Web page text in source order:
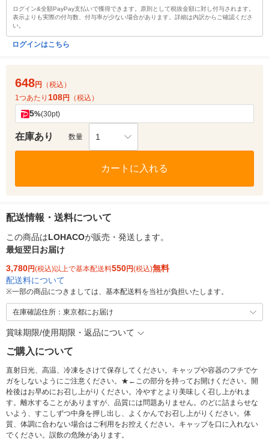
ログイン&全額PayPay支払いで獲得できます。原則として税抜金額に対し付与されます。
表示よりも実際の付与数、付与率が少ない場合があります。詳細は内訳からご確認くださ
い。
ログインはこちら
648円
（税込）
1つあたり 108円 （税込）
5%(30pt)
在庫あり 数量 1
カートに入れる
配送情報・送料について
この商品はLOHACOが販売・発送します。
最短翌日お届け
3,780円(税込)以上で基本配送料550円(税込)無料
配送料について
※一部の商品につきましては、基本配送料を当社が負担いたします。
在庫確認住所：東京都にお届け
賞味期限/使用期限・返品について
ご購入について
直射日光、高温、冷凍をさけて保存してください。キャップや容器のフチでケ
ガをしないようにご注意ください。★←この部分を持ってお開けください。開
栓後はお早めにお召し上がりください。冷やすとより美味しく召し上がれま
す。離水することがありますが、品質には問題ありません。のどに詰まらせな
いよう、すこしずつ中身を押し出し、よくかんでお召し上がりください。体
質、体調に合わない場合はご利用をお控えください。キャップを口に入れない
でください。誤飲の危険があります。